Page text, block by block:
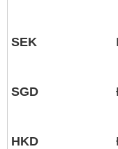
SEK
SGD
HKD